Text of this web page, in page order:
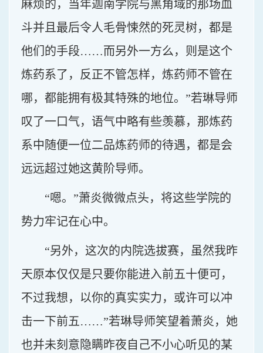
麻烦的，当年迦南学院与黑角域的那场血
斗并且最后令人毛骨悚然的死灵树，都是
他们的手段……而另外一方么，则是这个
炼药系了，反正不管怎样，炼药师不管在
哪，都能拥有极其特殊的地位。”若琳导师
叹了一口气，语气中略有些羡慕，那炼药
系中随便一位二品炼药师的待遇，都是会
远远超过她这黄阶导师。
“嗯。”萧炎微微点头，将这些学院的
势力牢记在心中。
“另外，这次的内院选拔赛，虽然我昨
天原本仅仅是只要你能进入前五十便可，
不过我想，以你的真实实力，或许可以冲
击一下前五……”若琳导师笑望着萧炎，她
也并未刻意隐瞒昨夜自己不小心听见的某